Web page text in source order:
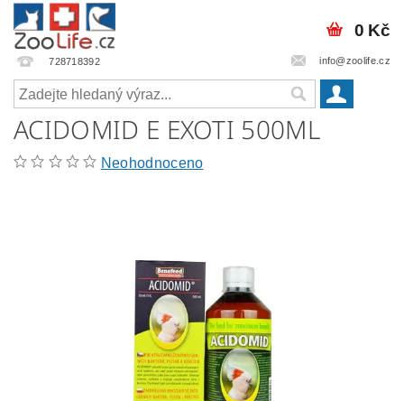
728718392 info@zoolife.cz
0 Kč
ACIDOMID E EXOTI 500ML
Neohodnoceno